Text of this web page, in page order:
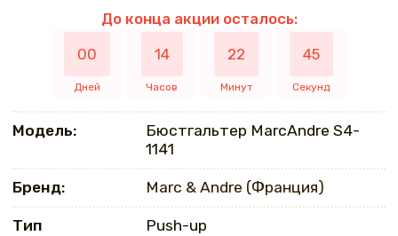
До конца акции осталось:
00
Дней
14
Часов
22
Минут
45
Секунд
Модель:
Бюстгальтер MarcAndrе S4-
1141
Бренд: Marc & Andre (Франция)
Тип Push-up